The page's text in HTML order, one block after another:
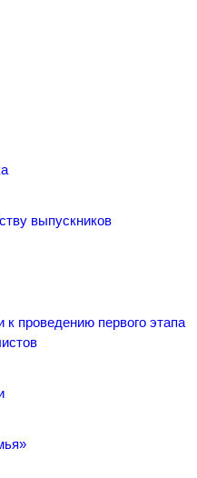
выпускников
к проведению первого этапа